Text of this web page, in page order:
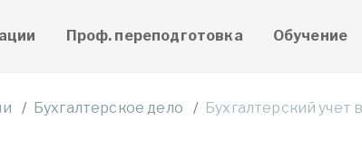
Проф. переподготовка Обучение
Бухгалтерское дело Бухгалтерский учет